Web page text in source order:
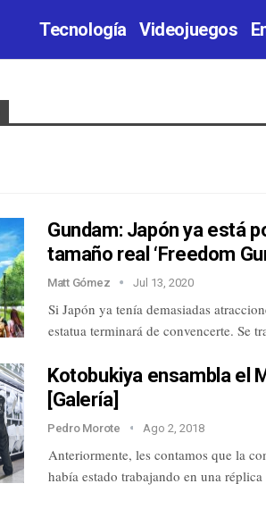
Tecnología Videojuegos
Gundam: Japón ya está
tamaño real ‘Freedom
Matt Gómez Jul 13, 2020
Si Japón ya tenía demasiadas
estatua terminará de convencerte. Se
Kotobukiya ensambla el
[Galería]
Pedro Morote Ago 2, 2018
Anteriormente, les contamos que la
había estado trabajando en una